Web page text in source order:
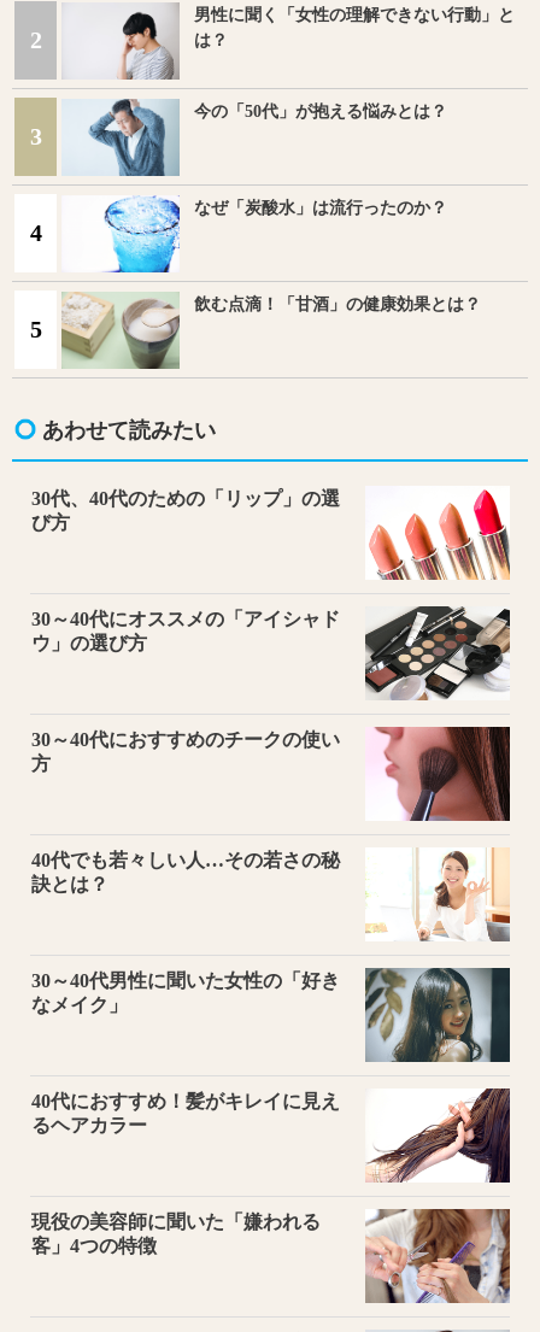
2
男性に聞く「女性の理解できない行動」と
は？
3
今の「50代」が抱える悩みとは？
4
なぜ「炭酸水」は流行ったのか？
5
飲む点滴！「甘酒」の健康効果とは？
あわせて読みたい
30代、40代のための「リップ」の選
び方
30～40代にオススメの「アイシャド
ウ」の選び方
30～40代におすすめのチークの使い
方
40代でも若々しい人…その若さの秘
訣とは？
30～40代男性に聞いた女性の「好き
なメイク」
40代におすすめ！髪がキレイに見え
るヘアカラー
現役の美容師に聞いた「嫌われる
客」4つの特徴